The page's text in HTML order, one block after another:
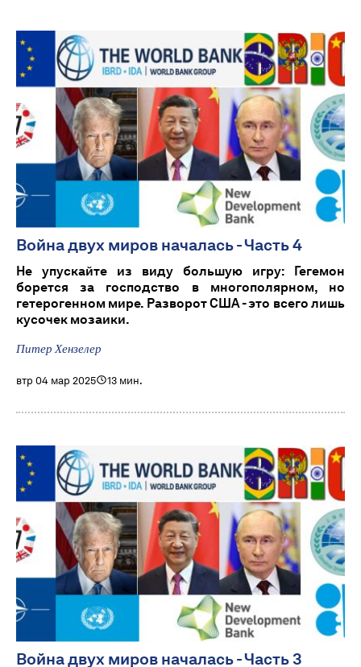
Война двух миров началась - Часть 4
Не упускайте из виду большую игру: Гегемон
борется за господство в многополярном, но
гетерогенном мире. Разворот США - это всего лишь
кусочек мозаики.
Питер Хензелер
втр 04 мар 2025 13 мин.
Война двух миров началась - Часть 3